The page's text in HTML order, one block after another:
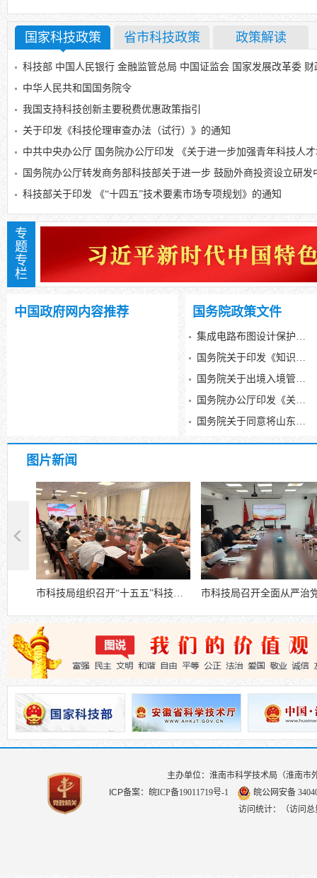
国家科技政策 省市科技政策 政策解读
中华人民共和国国务院令
我国支持科技创新主要税费优惠政策指引
关于印发《科技伦理审查办法（试行）》的通知
中共中央办公厅 国务院办公厅印发 《关于进一步加强青年科技人
国务院办公厅转发商务部科技部关于进一步 鼓励外商投资设立研发
科技部关于印发 《“十四五”技术要素市场专项规划》的通知
专
题
专
栏
习近平新时代中国特色社会主义思想
中国政府网内容推荐 国务院政策文件
集成电路布图设计保护条例
国务院关于印发《知识产权保护和运用“十五五”规划》的通知
国务院关于出境入境管理的规定
国务院办公厅印发《关于国务院行政复议案件处理程序的若干规定》的通知
国务院关于同意将山东省潍坊市列为国家历史文化名城的批复
图片新闻
市科技局召开全面从严治党暨党风廉政建设工作会议
主办单位：淮南市科学技术局（淮南市
ICP备案：
皖ICP备19011719号-1
皖公网安备
访问统计：（访问总